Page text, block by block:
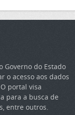
Governo do Estado
o acesso aos dados
portal visa
para a busca de
entre outros.